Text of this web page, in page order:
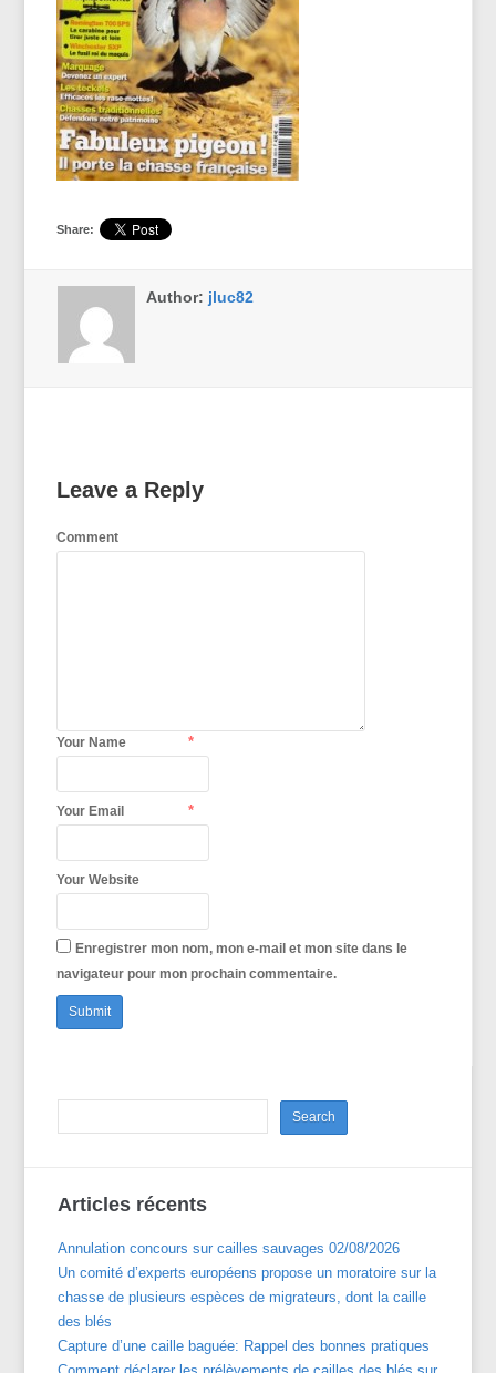
Share:
Author: jluc82
Leave a Reply
Comment
Your Name *
Your Email *
Your Website
Enregistrer mon nom, mon e-mail et mon site dans le
navigateur pour mon prochain commentaire.
Articles récents
Annulation concours sur cailles sauvages 02/08/2026
Un comité d’experts européens propose un moratoire sur la
chasse de plusieurs espèces de migrateurs, dont la caille
des blés
Capture d’une caille baguée: Rappel des bonnes pratiques